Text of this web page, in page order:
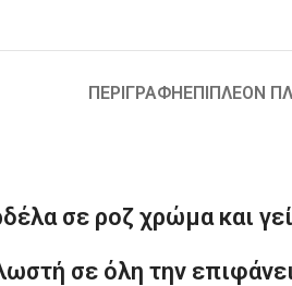
ΠΕΡΙΓΡΑΦΉΕΠΙΠΛΈΟΝ
σε ροζ χρώμα και
σε όλη την